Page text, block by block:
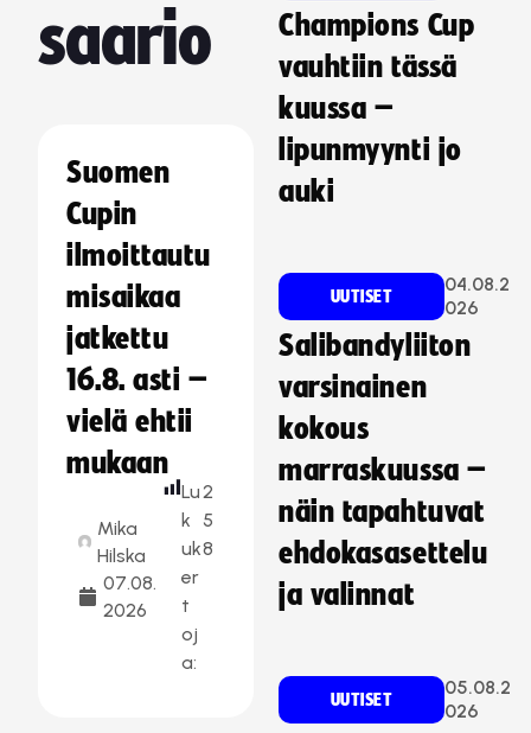
saario
Suomen
Cupin
ilmoittautu
misaikaa
jatkettu
16.8. asti –
vielä ehtii
mukaan
Mika
Hilska
07.08.
2026
Lu
k
uk
er
t
oj
a:
2
5
8
Champions Cup
vauhtiin tässä
kuussa –
lipunmyynti jo
auki
UUTISET
04.08.2
026
Salibandyliiton
varsinainen
kokous
marraskuussa –
näin tapahtuvat
ehdokasasettelu
ja valinnat
UUTISET
05.08.2
026